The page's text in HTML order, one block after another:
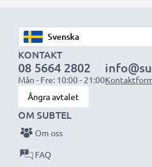
att sticka ut något under den
dess baksida, men lämpar sig
det har utformats för att vara
datorns batteriutrymme.
Välj CELLONIC och
kvaliteten. Beställ nu!
KONTAKT
08 5664 2802
Mån - Fre: 10:00 - 21:00
Ångra avtalet
OM SUBTEL
Om oss
FAQ